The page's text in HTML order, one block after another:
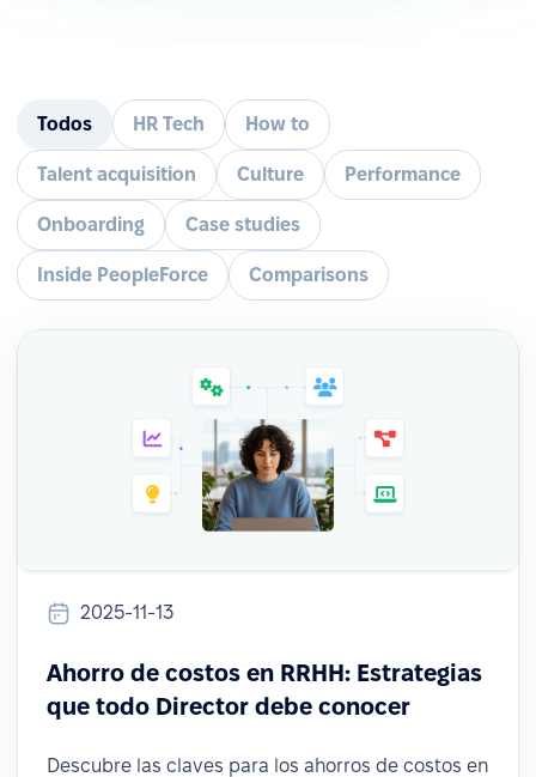
Todos HR Tech How to
Talent acquisition Culture Performance
Onboarding Case studies
Inside PeopleForce Comparisons
2025-11-13
Ahorro de costos en RRHH: Estrategias
que todo Director debe conocer
Descubre las claves para los ahorros de costos en